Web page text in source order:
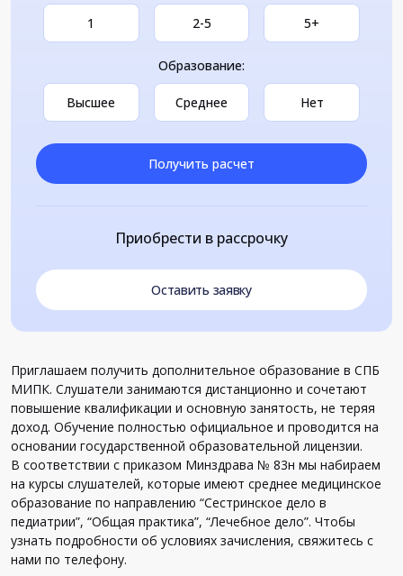
1 2-5 5+
Образование:
Высшее Среднее Нет
Получить расчет
Приобрести в рассрочку
Оставить заявку
Приглашаем получить дополнительное образование в СПБ
МИПК. Слушатели занимаются дистанционно и сочетают
повышение квалификации и основную занятость, не теряя
доход. Обучение полностью официальное и проводится на
основании государственной образовательной лицензии.
В соответствии с приказом Минздрава № 83н мы набираем
на курсы слушателей, которые имеют среднее медицинское
образование по направлению “Сестринское дело в
педиатрии”, “Общая практика”, “Лечебное дело”. Чтобы
узнать подробности об условиях зачисления, свяжитесь с
нами по телефону.